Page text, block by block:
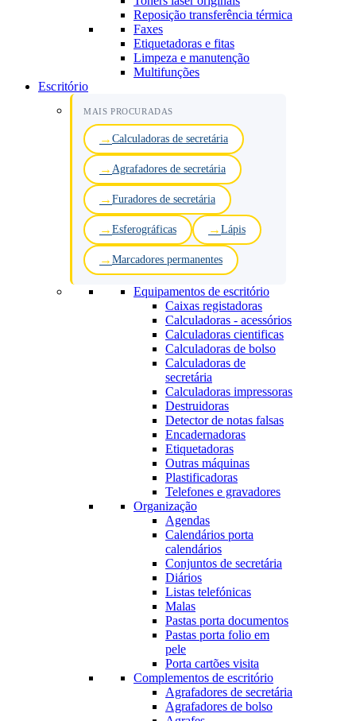
Reposição transferência térmica
Faxes
Etiquetadoras e fitas
Limpeza e manutenção
Multifunções
Escritório
MAIS PROCURADAS
Calculadoras de secretária
Agrafadores de secretária
Furadores de secretária
Esferográficas Lápis
Marcadores permanentes
Equipamentos de escritório
Caixas registadoras
Calculadoras - acessórios
Calculadoras cientificas
Calculadoras de bolso
Calculadoras de
secretária
Calculadoras impressoras
Destruidoras
Detector de notas falsas
Encadernadoras
Etiquetadoras
Outras máquinas
Plastificadoras
Telefones e gravadores
Organização
Agendas
Calendários porta
calendários
Conjuntos de secretária
Diários
Listas telefónicas
Malas
Pastas porta documentos
Pastas porta folio em
pele
Porta cartões visita
Complementos de escritório
Agrafadores de secretária
Agrafadores de bolso